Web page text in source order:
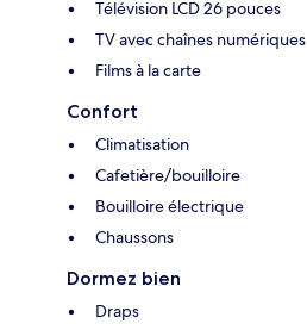
Télévision LCD 26 pouces
TV avec chaînes numériques
Films à la carte
Confort
Climatisation
Cafetière/bouilloire
Bouilloire électrique
Chaussons
Dormez bien
Draps